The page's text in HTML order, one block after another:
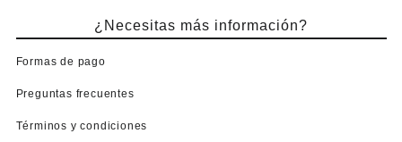
¿Necesitas más información?
Formas de pago
Preguntas frecuentes
Términos y condiciones